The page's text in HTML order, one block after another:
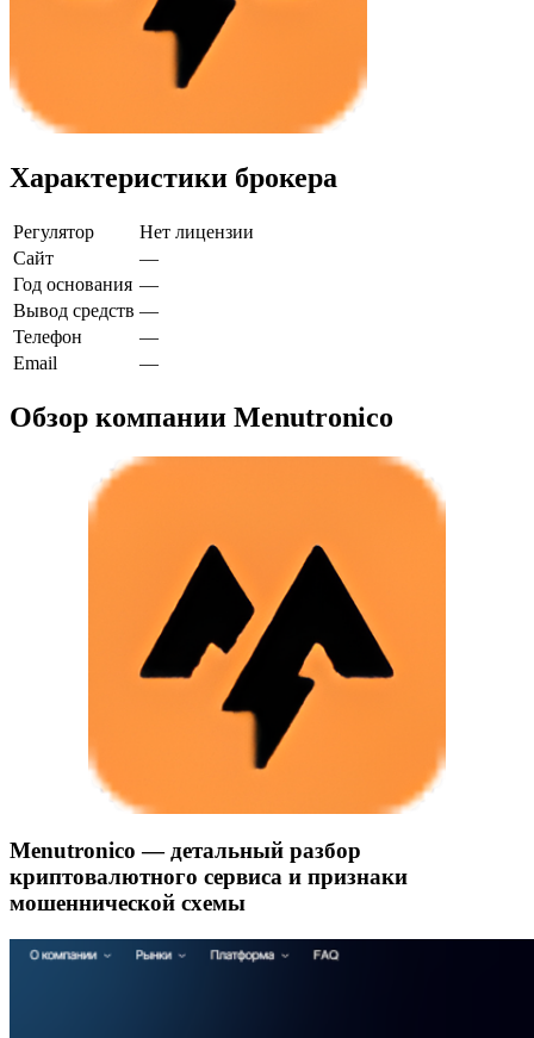
Характеристики брокера
Регулятор
Нет лицензии
Сайт
—
Год основания —
Вывод средств —
Телефон
—
Email
—
Обзор компании Menutronico
Menutronico — детальный разбор
криптовалютного сервиса и признаки
мошеннической схемы